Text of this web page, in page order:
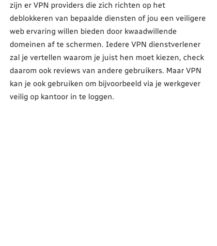
zijn er VPN providers die zich richten op het
deblokkeren van bepaalde diensten of jou een veiligere
web ervaring willen bieden door kwaadwillende
domeinen af te schermen. Iedere VPN dienstverlener
zal je vertellen waarom je juist hen moet kiezen, check
daarom ook reviews van andere gebruikers. Maar VPN
kan je ook gebruiken om bijvoorbeeld via je werkgever
veilig op kantoor in te loggen.